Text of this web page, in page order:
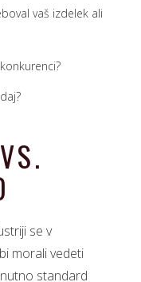
vaš izdelek ali
se v
morali vedeti
standard